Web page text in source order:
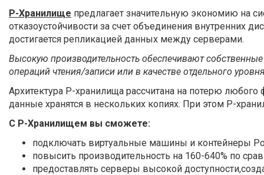
Р-Хранилище предлагает значительную экономию на
отказоустойчивости за счет объединения внутренних
достигается репликацией данных между серверами.
Высокую производительность обеспечивают
операций чтения/записи или в качестве отдельного
Архитектура Р-хранилища рассчитана на потерю
данные хранятся в нескольких копиях. При этом Р-
С Р-Хранилищем вы сможете:
подключать виртуальные машины и контейнеры
повысить производительность на 160-640% по
предоставлять серверы высокой